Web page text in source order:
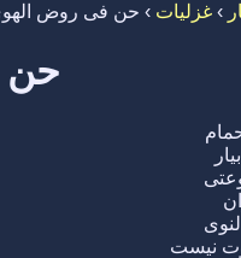
› غزلیات › حن فی روض الهوی
حن
نیست